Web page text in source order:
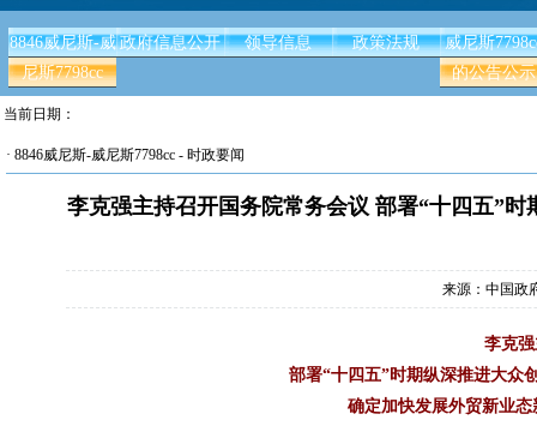
8846威尼斯-威
尼斯7798cc
政府信息公开 领导信息 政策法规
威尼斯
的公告公示
当前日期：
· 8846威尼斯-威尼斯7798cc - 时政要闻
李克强主持召开国务院常务会议 部署“十四五”
来源：中国
李克
部署“十四五”时期纵深推进大众
确定加快发展外贸新业